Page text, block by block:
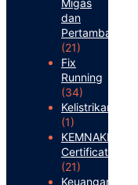
Migas
dan
Pertambangan
(21)
Fix
Running
(34)
Kelistrikan
(1)
KEMNAKER
Certification
(21)
Keuangan